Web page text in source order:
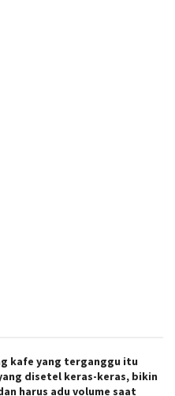
kafe yang terganggu itu
disetel keras-keras, bikin
harus adu volume saat